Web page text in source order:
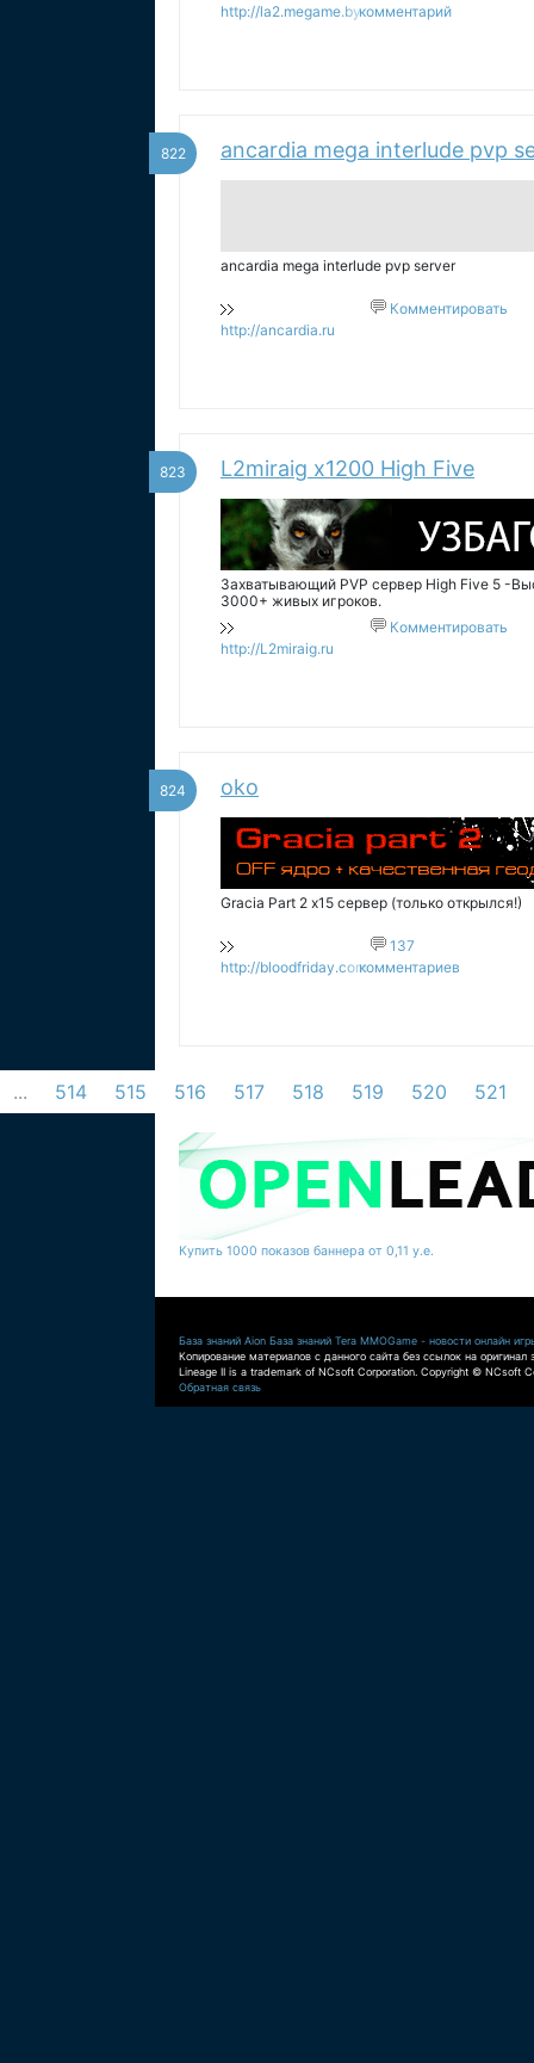
http://la2.megame.byкомментарий
822 ancardia mega interlude pvp
ancardia mega interlude pvp server
http://ancardia.ru
Комментировать
823 L2miraig x1200 High Five
Захватывающий PVP сервер High Five 5 -
3000+ живых игроков.
http://L2miraig.ru
Комментировать
824 oko
Gracia Part 2 х15 сервер (только открылся!)
http://bloodfriday.com
137
комментариев
... 514 515 516 517 518 519 520 521
Купить 1000 показов баннера от 0,11 у.е.
База знаний Aion База знаний Tera MMOGame - новости онлайн
Копирование материалов с данного сайта без ссылок на оригинал
Lineage II is a trademark of NCsoft Corporation. Copyright © NCsoft
Обратная связь